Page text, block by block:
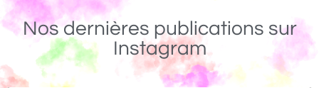
Nos dernières publications sur
Instagram